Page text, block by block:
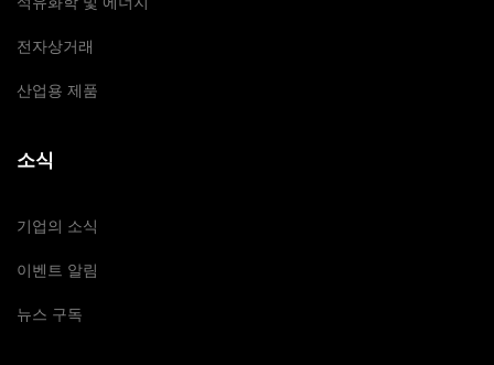
전자상거래
산업용 제품
소식
기업의 소식
이벤트 알림
뉴스 구독